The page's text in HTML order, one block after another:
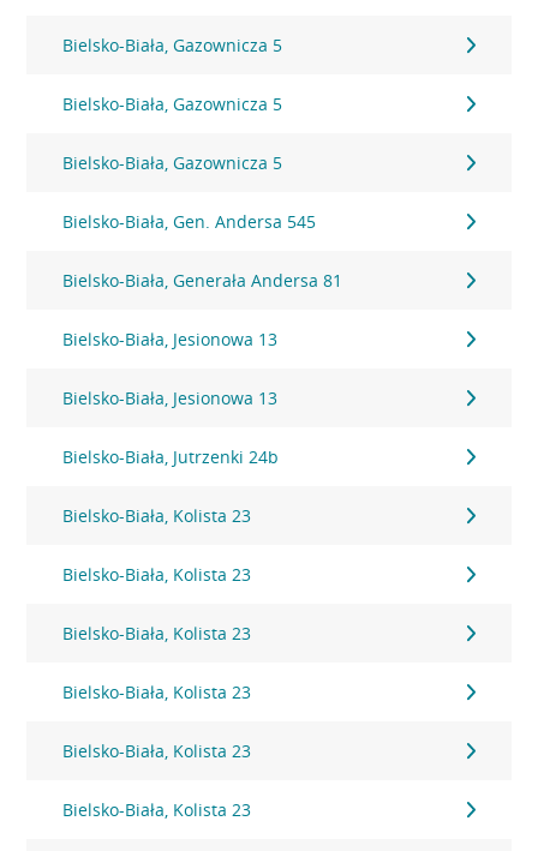
Bielsko-Biała, Gazownicza 5
Bielsko-Biała, Gazownicza 5
Bielsko-Biała, Gazownicza 5
Bielsko-Biała, Gen. Andersa 545
Bielsko-Biała, Generała Andersa 81
Bielsko-Biała, Jesionowa 13
Bielsko-Biała, Jesionowa 13
Bielsko-Biała, Jutrzenki 24b
Bielsko-Biała, Kolista 23
Bielsko-Biała, Kolista 23
Bielsko-Biała, Kolista 23
Bielsko-Biała, Kolista 23
Bielsko-Biała, Kolista 23
Bielsko-Biała, Kolista 23